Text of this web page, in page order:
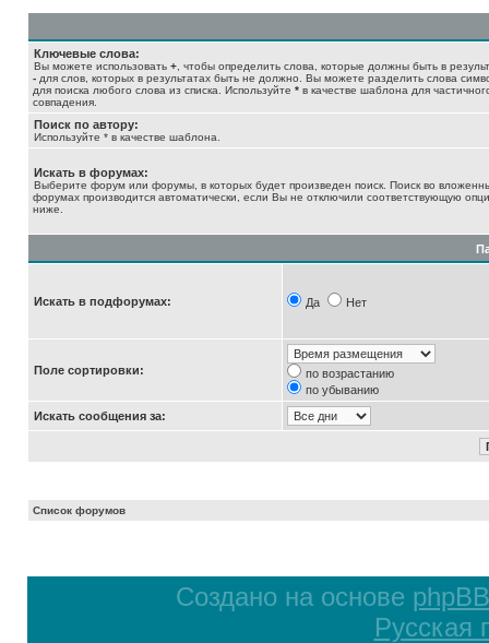
Ключевые слова:
Вы можете использовать + , чтобы определить слова, которые должны быть в
- для слов, которых в результатах быть не должно. Вы можете разделить слова
для поиска любого слова из списка. Используйте * в качестве шаблона для
совпадения.
Поиск по автору:
Используйте * в качестве шаблона.
Искать в форумах:
Выберите форум или форумы, в которых будет произведен поиск. Поиск во
форумах производится автоматически, если Вы не отключили соответствующую
ниже.
Искать в подфорумах: Да Нет
Поле сортировки:
по возрастанию
по убыванию
Искать сообщения за:
Список форумов
Создано на основе phpBB
Русская